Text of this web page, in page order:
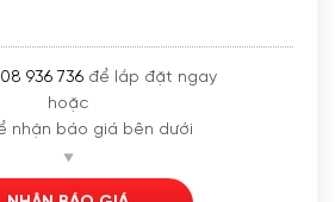
936 736 để lắp đặt ngay
hoặc
nhận báo giá bên dưới